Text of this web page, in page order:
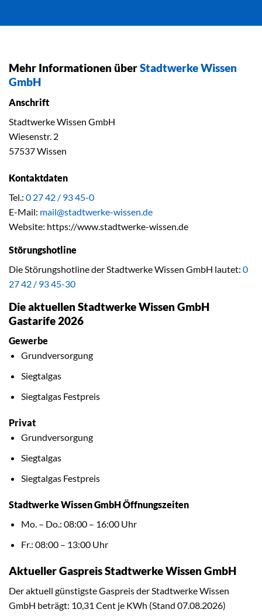
Mehr Informationen überStadtwerke Wissen
GmbH
Anschrift
Stadtwerke Wissen GmbH
Wiesenstr. 2
57537 Wissen
Kontaktdaten
Tel.: 0 27 42 / 93 45-0
E-Mail: mail@stadtwerke-wissen.de
Website: https://www.stadtwerke-wissen.de
Störungshotline
Die Störungshotline der Stadtwerke Wissen GmbH lautet: 0
27 42 / 93 45-30
Die aktuellen Stadtwerke Wissen GmbH
Gastarife 2026
Gewerbe
Grundversorgung
Siegtalgas
Siegtalgas Festpreis
Privat
Grundversorgung
Siegtalgas
Siegtalgas Festpreis
Stadtwerke Wissen GmbH Öffnungszeiten
Mo. – Do.: 08:00 – 16:00 Uhr
Fr.: 08:00 – 13:00 Uhr
Aktueller Gaspreis Stadtwerke Wissen GmbH
Der aktuell günstigste Gaspreis der Stadtwerke Wissen
GmbH beträgt: 10,31 Cent je KWh (Stand 07.08.2026)